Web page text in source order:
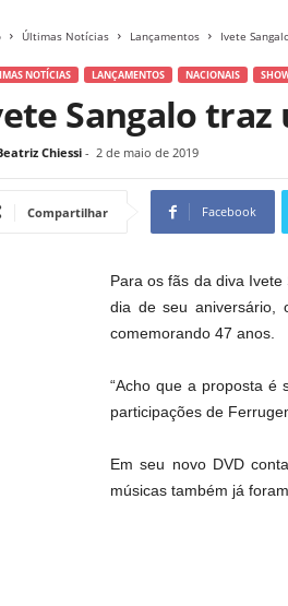
Últimas Notícias Lançamentos Ivete
NOTÍCIAS LANÇAMENTOS NACIONAIS
Sangalo
Chiessi- 2 de maio de 2019
Compartilhar Facebook
Para os fãs da diva
dia de seu aniversário,
comemorando 47 anos.
“Acho que a proposta é
participações de
Em seu novo DVD
músicas também já